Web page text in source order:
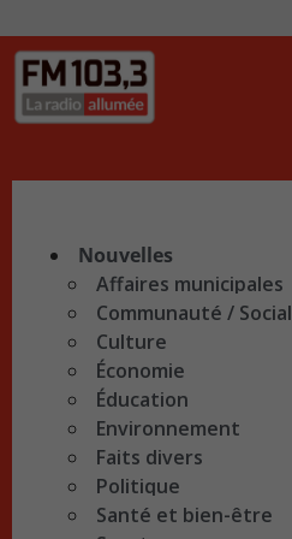
Nouvelles
Affaires municipales
Communauté / Social
Culture
Économie
Éducation
Environnement
Faits divers
Politique
Santé et bien-être